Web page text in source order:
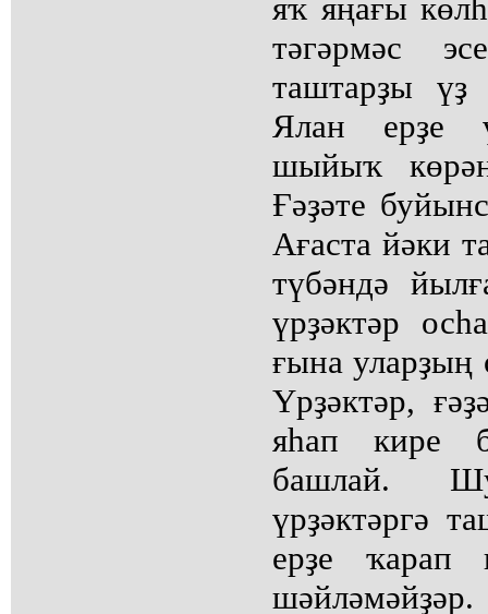
яҡ яңағы
тәгәрмәс
таштарҙы
Ялан ерҙе
шыйыҡ
Ғәҙәте
Ағаста йәки
түбәндә
үрҙәктәр
ғына уларҙың
Үрҙәктәр,
яһап кире
башлай.
үрҙәктәргә
ерҙе ҡарап